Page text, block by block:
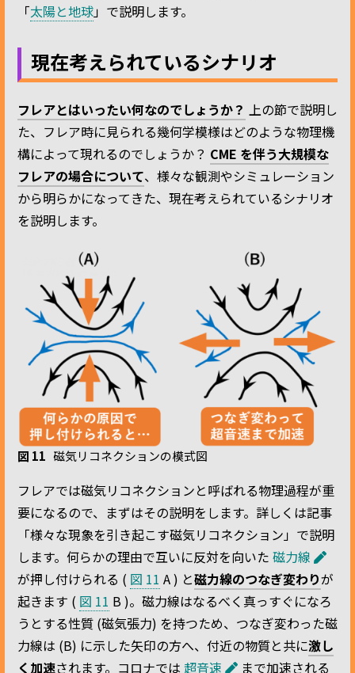
「太陽と地球」で説明します。
現在考えられているシナリオ
フレアとはいったい何なのでしょうか？ 上の節で説明し
た、フレア時に見られる幾何学模様はどのような物理機
構によって現れるのでしょうか？ CME を伴う大規模な
フレアの場合について、様々な観測やシミュレーション
から明らかになってきた、現在考えられているシナリオ
を説明します。
図 11 磁気リコネクションの模式図
フレアでは磁気リコネクションと呼ばれる物理過程が重
要になるので、まずはその説明をします。詳しくは記事
「様々な現象を引き起こす磁気リコネクション」で説明
します。何らかの理由で互いに反対を向いた 磁力線
が押し付けられる ( 図 11 A ) と磁力線のつなぎ変わりが
起きます ( 図 11 B )。磁力線はなるべく真っすぐになろ
うとする性質 (磁気張力) を持つため、つなぎ変わった磁
力線は (B) に示した矢印の方へ、付近の物質と共に激し
く加速されます。コロナでは 超音速 まで加速される